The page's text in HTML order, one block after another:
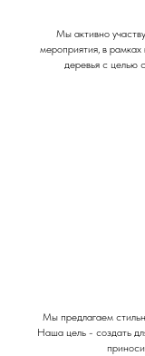
Мы активно
мероприятия, в
деревья с целью
Мы предлагаем
Наша цель - создать